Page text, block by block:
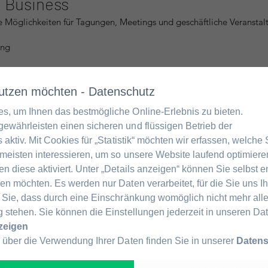
möchten - Datenschutz
um Ihnen das bestmögliche Online-Erlebnis zu bieten.
einen sicheren und flüssigen Betrieb der
Mit Cookies für „Statistik“ möchten wir erfassen, welche
interessieren, um so unsere Website laufend
diese aktiviert. Unter „Details anzeigen“ können Sie selbst
möchten. Es werden nur Daten verarbeitet, für die Sie uns
dass durch eine Einschränkung womöglich nicht mehr
stehen. Sie können die Einstellungen jederzeit in unseren
die Verwendung Ihrer Daten finden Sie in unserer
für Tagungen, Meetings und geschäftliche
Zimmern, der guten Erreichbarkeit und dem
& Geschäftsreisende
bei:
dem Hotel – perfekt für einen Zwischenstopp oder längeren